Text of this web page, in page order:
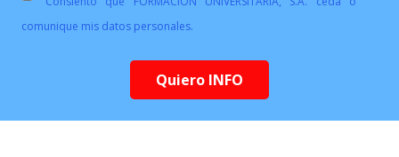
comunique mis datos personales.